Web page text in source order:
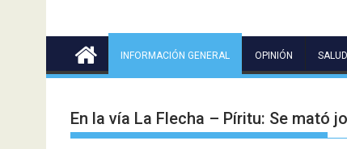
INFORMACIÓN GENERAL OPINIÓN
En la vía La Flecha – Píritu: Se mató